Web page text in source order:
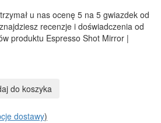
u nas ocenę 5 na 5 gwiazdek od
recenzje i doświadczenia od
produktu Espresso Shot Mirror |
do koszyka
dostawy)